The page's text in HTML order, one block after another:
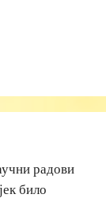
радови
било